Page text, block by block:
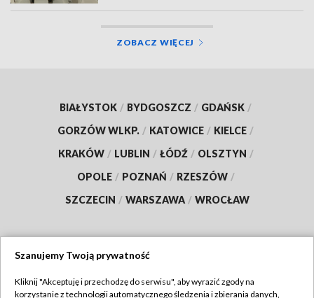
ZOBACZ WIĘCEJ
BIAŁYSTOK / BYDGOSZCZ / GDAŃSK /
GORZÓW WLKP. / KATOWICE / KIELCE /
KRAKÓW / LUBLIN / ŁÓDŹ / OLSZTYN /
OPOLE / POZNAŃ / RZESZÓW /
SZCZECIN / WARSZAWA / WROCŁAW
Szanujemy Twoją prywatność
Kliknij "Akceptuję i przechodzę do serwisu", aby wyrazić zgody na
korzystanie z technologii automatycznego śledzenia i zbierania danych,